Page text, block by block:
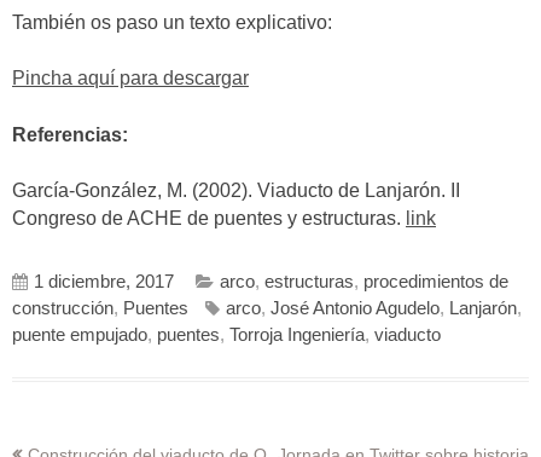
También os paso un texto explicativo:
Pincha aquí para descargar
Referencias:
García-González, M. (2002). Viaducto de Lanjarón. II
Congreso de ACHE de puentes y estructuras. link
1 diciembre, 2017 arco, estructuras, procedimientos de
construcción, Puentes arco, José Antonio Agudelo, Lanjarón,
puente empujado, puentes, Torroja Ingeniería, viaducto